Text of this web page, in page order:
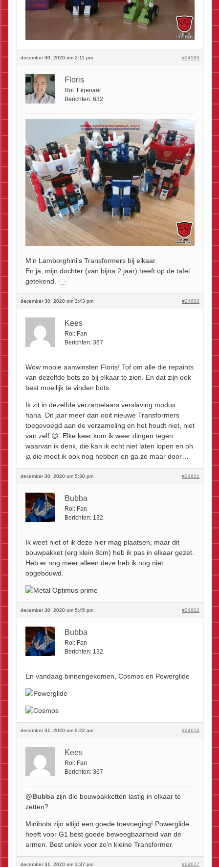
december 30, 2020 om 2:11 pm #24595
Floris
Rol: Eigenaar
Berichten: 632
M’n Lamborghini’s Transformers bij elkaar.
En ja, mijn dochter (van bijna 2 jaar) heeft op de tafel
getekend. -_-
december 30, 2020 om 3:43 pm #24600
Kees
Rol: Fan
Berichten: 367
Wow mooie aanwinsten Floris! Tof om alle die repaints
van dezelfde bots zo bij elkaar te zien. En dat zijn ook
best moeilijk te vinden bots.
Ik zit in dezelfde verzamelaars verslaving modus
haha. Dit jaar meer dan ooit nieuwe Transformers
toegevoegd aan de verzameling en het houdt niet, niet
van zelf 😉. Elke keer kom ik weer dingen tegen
waarvan ik denk, die kan ik echt niet laten lopen en oh
ja die moet ik ook nog hebben en ga zo maar door…
december 30, 2020 om 5:30 pm #24601
Bubba
Rol: Fan
Berichten: 132
Ik weet niet of ik deze hier mag plaatsen, maar dit
bouwpakket (erg klein 8cm) heb ik pas in elkaar gezet.
Heb er nog meer alleen deze heb ik nog niet
opgebouwd.
december 30, 2020 om 5:45 pm #24602
Bubba
Rol: Fan
Berichten: 132
En vandaag binnengekomen, Cosmos en Powerglide
december 31, 2020 om 9:22 am #24616
Kees
Rol: Fan
Berichten: 367
@Bubba zijn die bouwpakketten lastig in elkaar te
zetten?
Minibots zijn altijd een goede toevoeging! Powerglide
heeft voor G1 best goede beweegbaarheid van de
armen. Best uniek voor zo’n kleine Transformer.
december 31, 2020 om 3:37 pm #24617